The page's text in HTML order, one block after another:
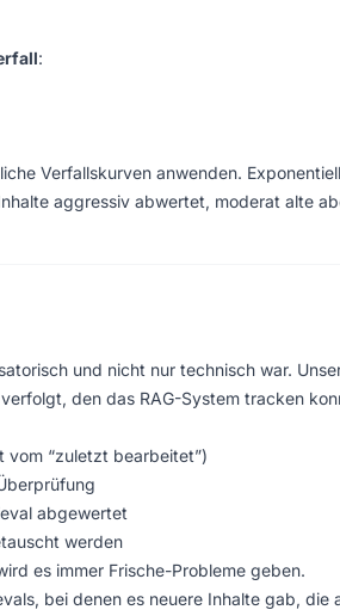
:
Verfallskurven anwenden.
aggressiv abwertet, moderat alte
und nicht nur technisch war.
den das RAG-System tracken
vom “zuletzt bearbeitet”)
abgewertet
werden
es immer Frische-Probleme geben.
bei denen es neuere Inhalte gab, die